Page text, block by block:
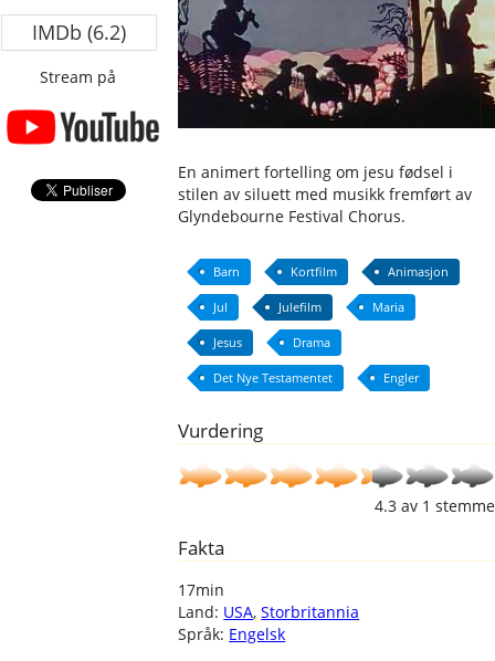
IMDb (6.2)
Stream på
En animert fortelling om jesu fødsel i
stilen av siluett med musikk fremført av
Glyndebourne Festival Chorus.
Barn Kortfilm Animasjon
Jul Julefilm Maria
Jesus Drama
Det Nye Testamentet Engler
Vurdering
4.3av 1 stemme
Fakta
17min
Land: USA,Storbritannia
Språk: Engelsk